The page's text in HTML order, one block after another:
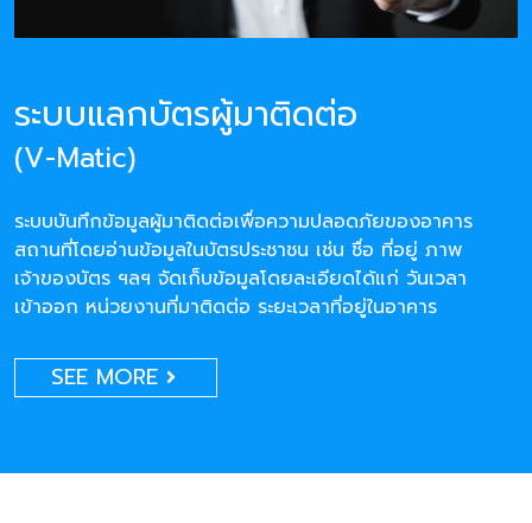
ระบบแลกบัตรผู้มาติดต่อ
(V-Matic)
ระบบบันทึกข้อมูลผู้มาติดต่อเพื่อความปลอดภัยของอาคาร
สถานที่โดยอ่านข้อมูลในบัตรประชาชน เช่น ชื่อ ที่อยู่ ภาพ
เจ้าของบัตร ฯลฯ จัดเก็บข้อมูลโดยละเอียดได้แก่ วันเวลา
เข้าออก หน่วยงานที่มาติดต่อ ระยะเวลาที่อยู่ในอาคาร
SEE MORE